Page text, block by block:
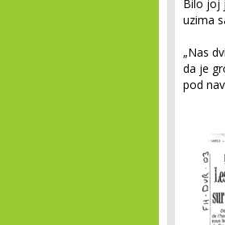
Bilo joj
uzima
„Nas
da je
pod